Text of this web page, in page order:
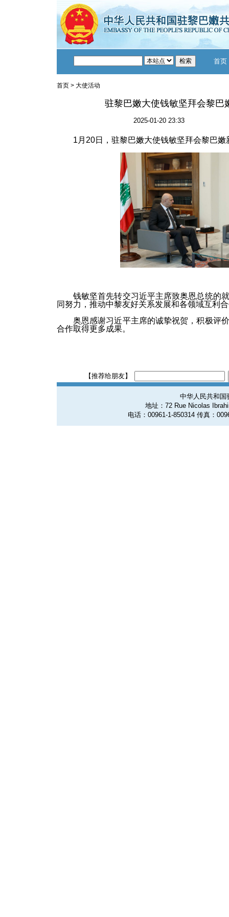
首页
首页 > 大使活动
驻黎巴嫩大使钱敏坚拜会黎巴
2025-01-20 23:33
1月20日，驻黎巴嫩大使钱敏坚拜会黎巴嫩
钱敏坚首先转交习近平主席致奥恩总统的
同努力，推动中黎友好关系发展和各领域互利
奥恩感谢习近平主席的诚挚祝贺，积极评
合作取得更多成果。
【推荐给朋友】
中华人民共和国
地址：72 Rue Nicolas
电话：00961-1-850314 传真：